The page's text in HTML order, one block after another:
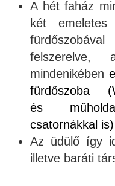
A hét faház
két
mindenikében
fürdőszoba
és
csatornákkal
Az üdülő így
illetve baráti